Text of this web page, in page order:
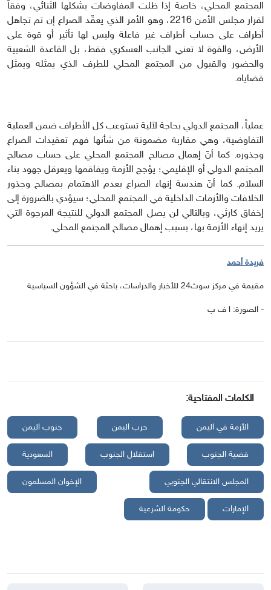
المجتمع المحلي، خاصة إذا ظلت المفاوضات بشكلها الثنائي، وفقاً
لقرار مجلس الأمن 2216، وهو الأمر الذي يعقّد الصراع إن تم تجاهل
أطراف على حساب أطراف غير فاعلة وليس لها تأثير أو قوة على
الأرض، والقوة لا تعني الجانب العسكري فقط، بل القاعدة الشعبية
والحضور والقبول من المجتمع المحلي للطرف الذي يمثله ويمثل
قضاياه.
عملياً، المجتمع الدولي بحاجة لآلية تستوعب كل الأطراف ضمن العملية
التفاوضية، وهي مقاربة مضمونة من شأنها فهم تعقيدات الصراع
وجذوره. كما أنّ إهمال مصالح المجتمع المحلي على حساب مصالح
المجتمع الدولي أو الإقليمي؛ يؤجج الأزمة ويفاقمها ويعرقل جهود بناء
السلام. كما أنّ هندسة إنهاء الصراع بعدم الاهتمام بمصالح وجذور
الخلافات والأزمات الداخلية في المجتمع المحلي؛ سيؤدي بالضرورة إلى
إخفاق كارثي، وبالتالي لن يصل المجتمع الدولي للنتيجة المرجوة التي
يريد إنهاء الأزمة بها، بسبب إهمال مصالح المجتمع المحلي.
فريدة أحمد
مقيمة في مركز سوث24 للأخبار والدراسات، باحثة في الشؤون السياسية
- الصورة: ا ف ب
الكلمات المفتاحية:
الأزمة في اليمن حرب اليمن جنوب اليمن
قضية الجنوب استقلال الجنوب السعودية
المجلس الانتقالي الجنوبي الإخوان المسلمون
الإمارات حكومة الشرعية